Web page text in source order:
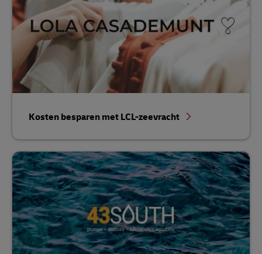
Kosten besparen met LCL-zeevracht